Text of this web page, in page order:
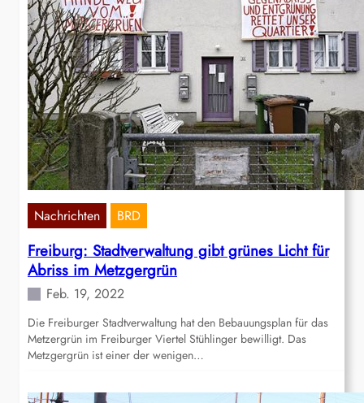
Nachrichten BRD
Freiburg: Stadtverwaltung gibt grünes Licht für
Abriss im Metzgergrün
Feb. 19, 2022
Die Freiburger Stadtverwaltung hat den Bebauungsplan für das
Metzergrün im Freiburger Viertel Stühlinger bewilligt. Das
Metzgergrün ist einer der wenigen…